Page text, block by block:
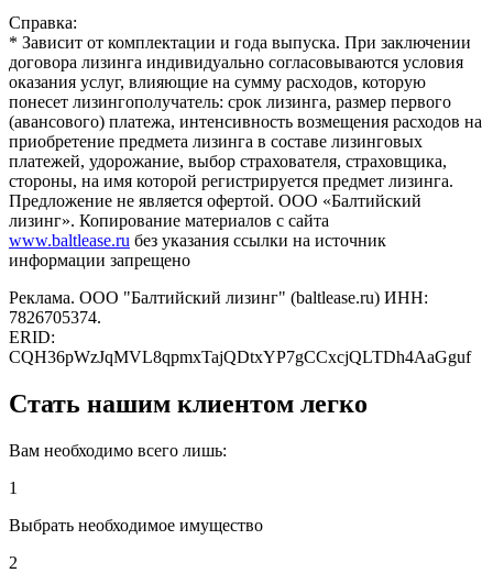
Справка:
* Зависит от комплектации и года выпуска. При заключении
договора лизинга индивидуально согласовываются условия
оказания услуг, влияющие на сумму расходов, которую
понесет лизингополучатель: срок лизинга, размер первого
(авансового) платежа, интенсивность возмещения расходов на
приобретение предмета лизинга в составе лизинговых
платежей, удорожание, выбор страхователя, страховщика,
стороны, на имя которой регистрируется предмет лизинга.
Предложение не является офертой. ООО «Балтийский
лизинг». Копирование материалов с сайта
www.baltlease.ru без указания ссылки на источник
информации запрещено
Реклама. ООО "Балтийский лизинг" (baltlease.ru) ИНН:
7826705374.
ERID:
CQH36pWzJqMVL8qpmxTajQDtxYP7gCCxcjQLTDh4AaGguf
Стать нашим клиентом легко
Вам необходимо всего лишь:
1
Выбрать необходимое имущество
2